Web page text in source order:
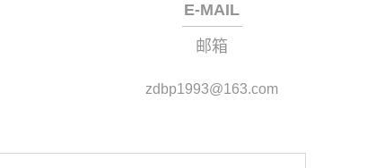
E-MAIL
邮箱
zdbp1993@163.com